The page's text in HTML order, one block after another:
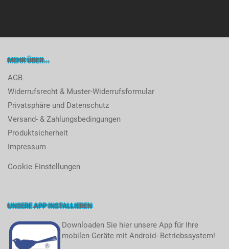
MEHR ÜBER...
AGB
Widerrufsrecht & Muster-Widerrufsformular
Privatsphäre und Datenschutz
Versand- & Zahlungsbedingungen
Produktsicherheit
Impressum
Cookie Einstellungen
UNSERE APP INSTALLIEREN
Downloaden Sie hier unsere App für Ihre
mobilen Geräte mit Android- Betriebssystem!